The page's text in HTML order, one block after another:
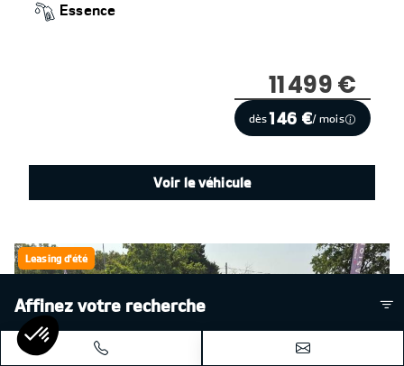
Affinez votre recherche
Essence
11 499 €
dès146 €/ mois
Voir le véhicule
Leasing d'été